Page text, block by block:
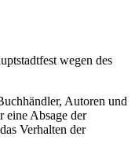
wegen des
Autoren und
eine Absage der
Verhalten der